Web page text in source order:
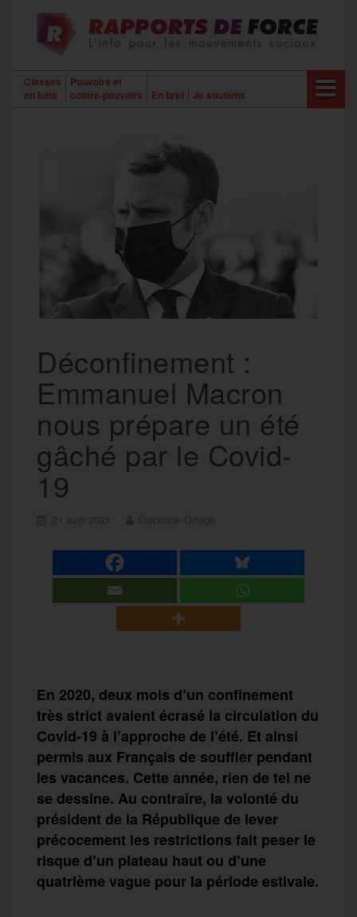
contenu
Classes
en lutte
Pouvoirs et
contre-pouvoirs
En bref Je soutiens
Déconfinement :
Emmanuel Macron
nous prépare un été
gâché par le Covid-
19
En 2020, deux mois d’un confinement
très strict avaient écrasé la circulation du
Covid-19 à l’approche de l’été. Et ainsi
permis aux Français de souffler pendant
les vacances. Cette année, rien de tel ne
se dessine. Au contraire, la volonté du
président de la République de lever
précocement les restrictions fait peser le
risque d’un plateau haut ou d’une
quatrième vague pour la période estivale.